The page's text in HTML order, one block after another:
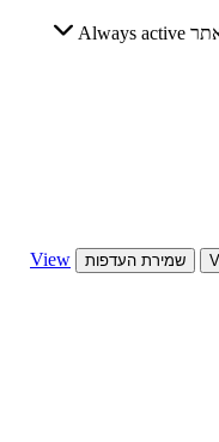
Always active
שמירת העדפות
View